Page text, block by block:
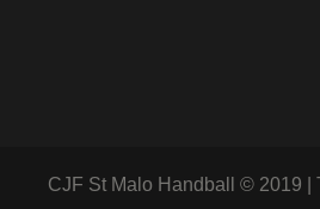
CJF St Malo Handball © 2019 |